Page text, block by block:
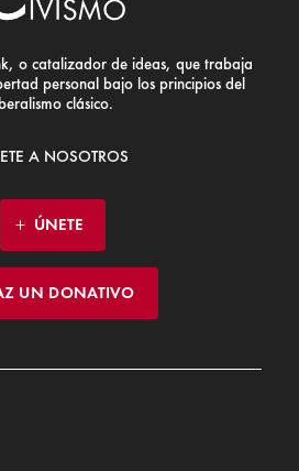
o catalizador de ideas, que trabaja
personal bajo los principios del
clásico.
A NOSOTROS
ÚNETE
UN DONATIVO